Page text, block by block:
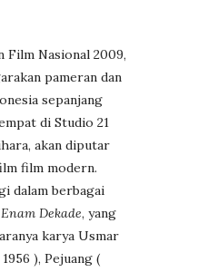
Film Nasional 2009,
pameran dan
sepanjang
di Studio 21
akan diputar
film modern.
dalam berbagai
Dekade, yang
karya Usmar
), Pejuang (